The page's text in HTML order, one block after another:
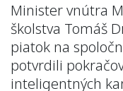
Minister vnútra
školstva Tomáš
piatok na
potvrdili
inteligentných